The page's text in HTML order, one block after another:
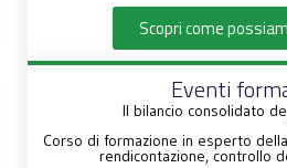
Scopri come
Eventi
Il bilancio consolidato
Corso di formazione in esperto
rendicontazione, controllo